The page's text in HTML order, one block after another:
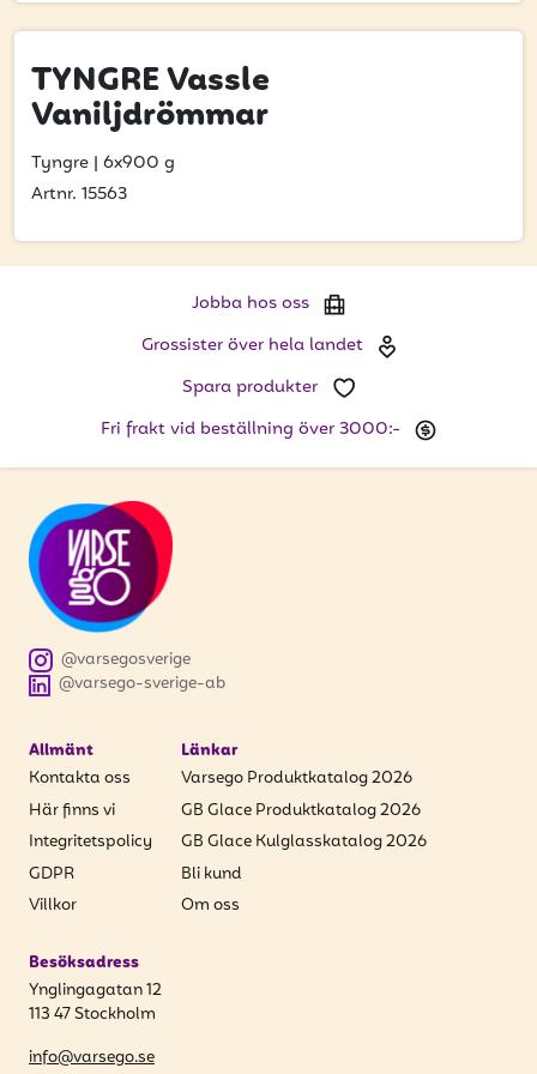
Hållbarhet
Jobba hos oss
Om oss
Logga in
Vill du få erbjudanden och vara den första
att få uppdateringar kring kampanjer?
Ange din e-postadress nedan för att ta del av våra
nyheter och erbjudanden.
E-postadress
TYNGRE Vassle
Vaniljdrömmar
Tyngre | 6x900 g
Artnr. 15563
Jobba hos oss
Grossister över hela landet
Spara produkter
Fri frakt vid beställning över 3000:-
@varsego-sverige-ab
@varsegosverige
Allmänt
Kontakta oss
Här finns vi
Integritetspolicy
GDPR
Villkor
Länkar
Varsego Produktkatalog 2026
GB Glace Produktkatalog 2026
GB Glace Kulglasskatalog 2026
Bli kund
Om oss
Besöksadress
Ynglingagatan 12
113 47 Stockholm
info@varsego.se